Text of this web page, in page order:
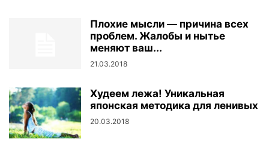
Плохие мысли — причина всех
проблем. Жалобы и нытье
меняют ваш...
21.03.2018
Худеем лежа! Уникальная
японская методика для ленивых
20.03.2018